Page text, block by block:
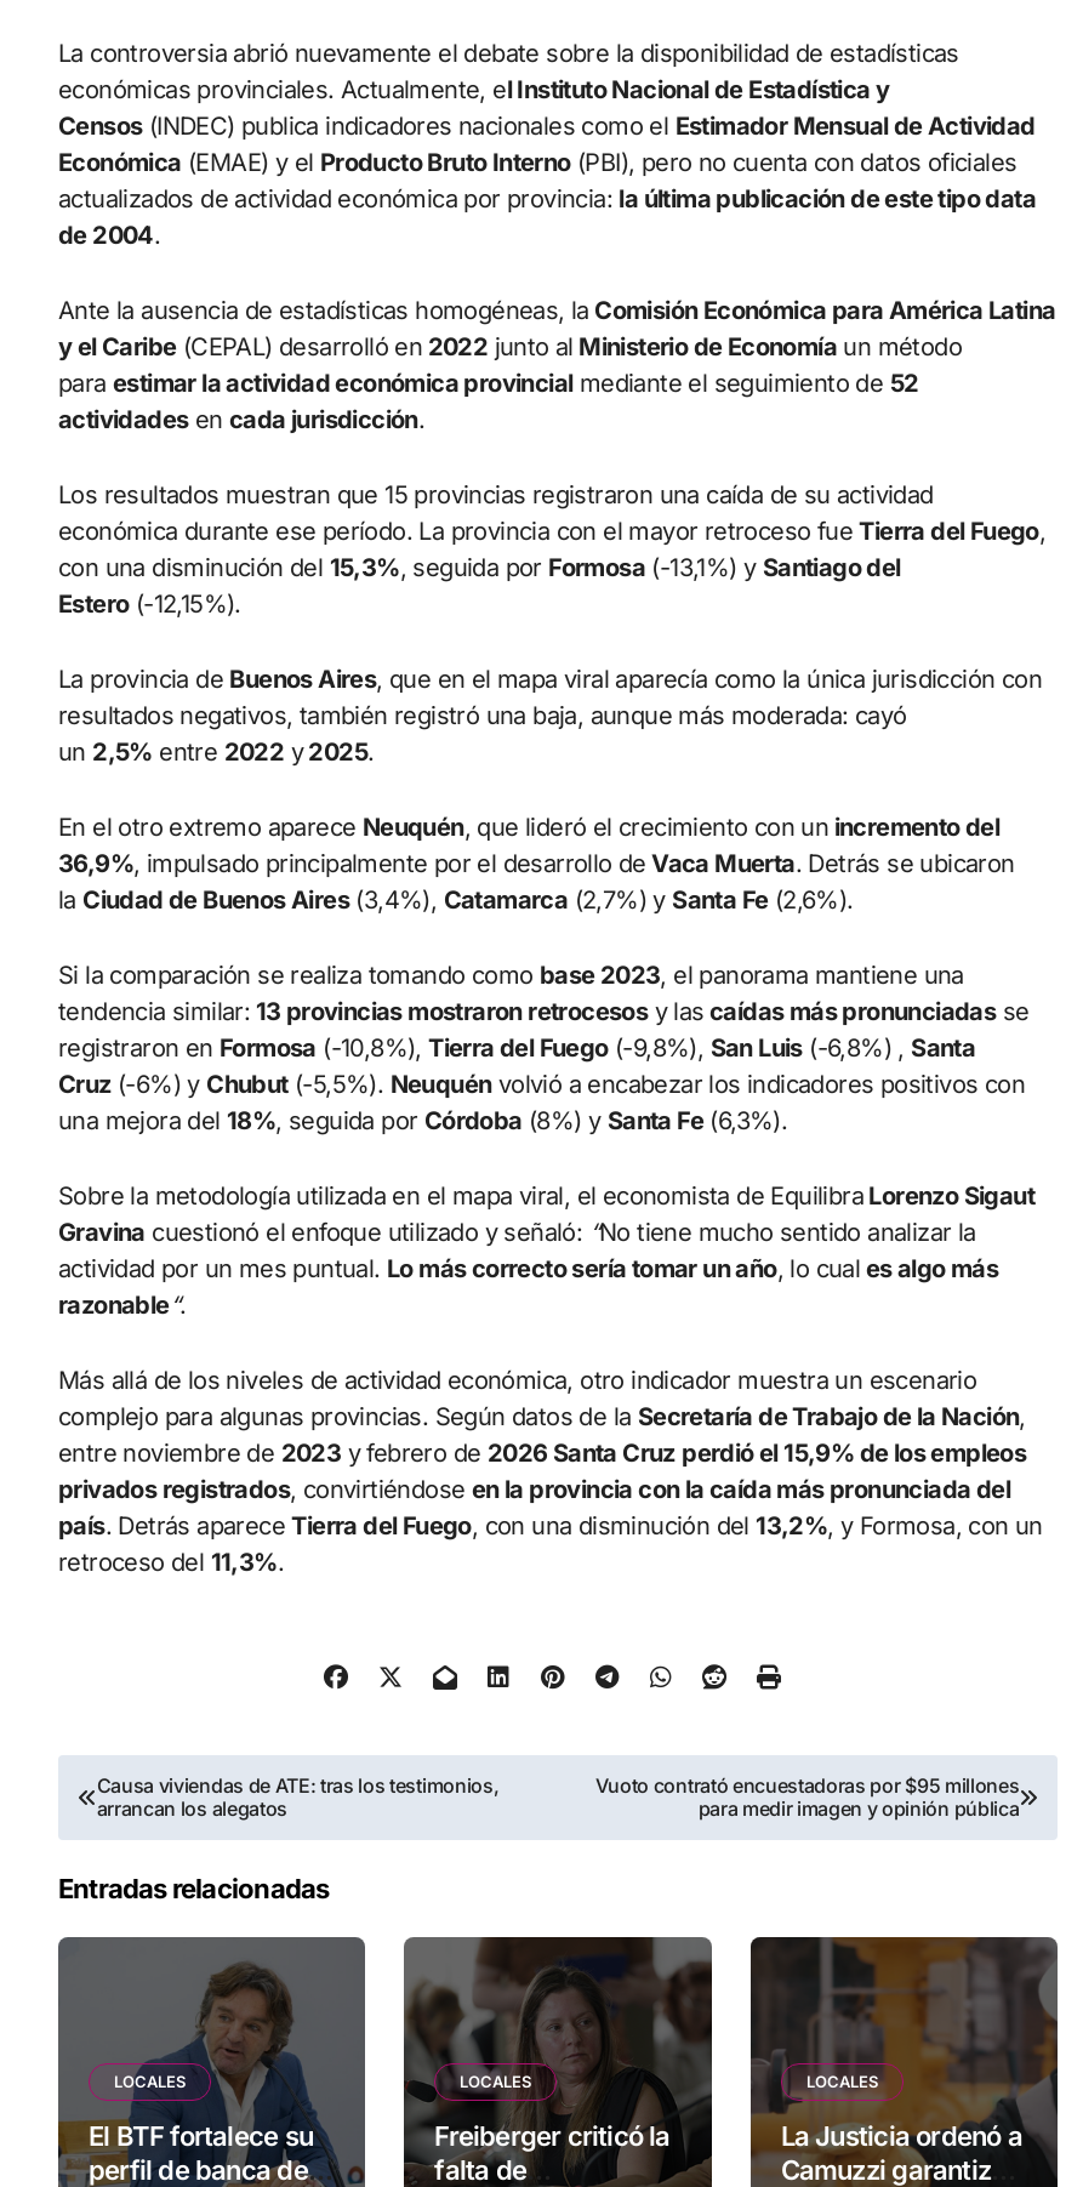
La controversia abrió nuevamente el debate sobre la disponibilidad de estadísticas
económicas provinciales. Actualmente, el Instituto Nacional de Estadística y
Censos(INDEC) publica indicadores nacionales como el Estimador Mensual de Actividad
Económica (EMAE) y el Producto Bruto Interno(PBI), pero no cuenta con datos oficiales
actualizados de actividad económica por provincia: la última publicación de este tipo data
de 2004.
Ante la ausencia de estadísticas homogéneas, la Comisión Económica para América Latina
y el Caribe(CEPAL) desarrolló en 2022 junto al Ministerio de Economía un método
para estimar la actividad económica provincialmediante el seguimiento de 52
actividadesencada jurisdicción.
Los resultados muestran que 15 provincias registraron una caída de su actividad
económica durante ese período. La provincia con el mayor retroceso fueTierra del Fuego,
con una disminución del 15,3%, seguida por Formosa (-13,1%) y Santiago del
Estero(-12,15%).
La provincia de Buenos Aires, que en el mapa viral aparecía como la única jurisdicción con
resultados negativos, también registró una baja, aunque más moderada: cayó
un 2,5% entre 2022 y2025.
En el otro extremo aparece Neuquén, que lideró el crecimiento con un incremento del
36,9%, impulsado principalmente por el desarrollo de Vaca Muerta. Detrás se ubicaron
la Ciudad de Buenos Aires(3,4%), Catamarca (2,7%) y Santa Fe(2,6%).
Si la comparación se realiza tomando como base 2023, el panorama mantiene una
tendencia similar: 13 provincias mostraron retrocesosy las caídas más pronunciadasse
registraron en Formosa (-10,8%),Tierra del Fuego(-9,8%), San Luis(-6,8%) , Santa
Cruz(-6%) y Chubut(-5,5%). Neuquénvolvió a encabezar los indicadores positivos con
una mejora del 18%, seguida por Córdoba (8%) y Santa Fe(6,3%).
Sobre la metodología utilizada en el mapa viral, el economista de Equilibra Lorenzo Sigaut
Gravina cuestionó el enfoque utilizado y señaló: “No tiene mucho sentido analizar la
actividad por un mes puntual. Lo más correcto sería tomar un año, lo cual es algo más
razonable“.
Más allá de los niveles de actividad económica, otro indicador muestra un escenario
complejo para algunas provincias. Según datos de la Secretaría de Trabajo de la Nación,
entre noviembre de 2023 y febrero de 2026 Santa Cruz perdió el 15,9% de los empleos
privados registrados, convirtiéndose en la provincia con la caída más pronunciada del
país. Detrás apareceTierra del Fuego, con una disminución del 13,2%, y Formosa, con un
retroceso del 11,3%.
Navegación
de
entradas
Causa viviendas de ATE: tras los testimonios,
arrancan los alegatos
Vuoto contrató encuestadoras por $95 millones
para medir imagen y opinión pública
Entradas relacionadas
LOCALES
El BTF fortalece su
perfil de banca de
LOCALES
Freiberger criticó la
falta de
LOCALES
La Justicia ordenó a
Camuzzi garantizar